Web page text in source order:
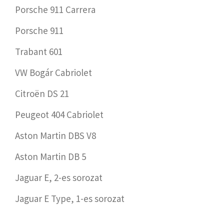
Porsche 911 Carrera
Porsche 911
Trabant 601
VW Bogár Cabriolet
Citroën DS 21
Peugeot 404 Cabriolet
Aston Martin DBS V8
Aston Martin DB 5
Jaguar E, 2-es sorozat
Jaguar E Type, 1-es sorozat